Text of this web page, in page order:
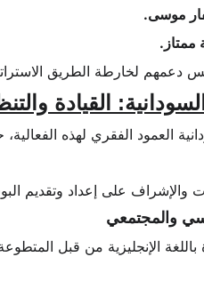
موسى.
ممتاز.
دعمهم لخارطة الطريق
القيادة
العمود الفقري لهذه
والإشراف على إعداد وتقديم
والمجتمعي
باللغة الإنجليزية من قبل